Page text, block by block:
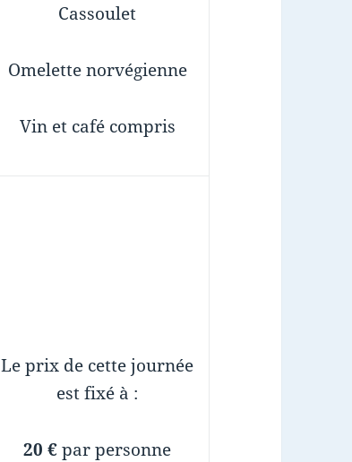
Cassoulet
Omelette norvégienne
Vin et café compris
Le prix de cette journée
est fixé à :
20 €par personne